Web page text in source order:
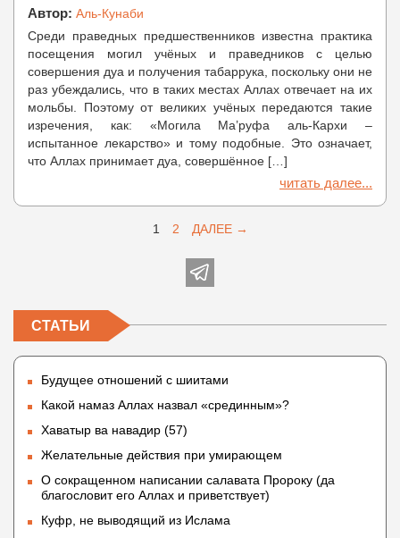
Автор: Аль-Кунаби
Среди праведных предшественников известна практика
посещения могил учёных и праведников с целью
совершения дуа и получения табаррука, поскольку они не
раз убеждались, что в таких местах Аллах отвечает на их
мольбы. Поэтому от великих учёных передаются такие
изречения, как: «Могила Ма’руфа аль-Кархи –
испытанное лекарство» и тому подобные. Это означает,
что Аллах принимает дуа, совершённое […]
читать далее...
1 2 ДАЛЕЕ →
СТАТЬИ
Будущее отношений с шиитами
Какой намаз Аллах назвал «срединным»?
Хаватыр ва навадир (57)
Желательные действия при умирающем
О сокращенном написании салавата Пророку (да
благословит его Аллах и приветствует)
Куфр, не выводящий из Ислама